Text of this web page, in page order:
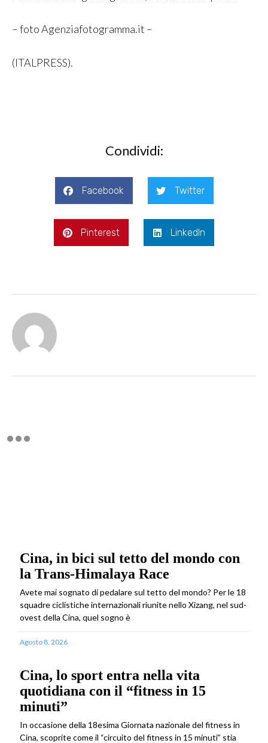
– foto Agenziafotogramma.it –
(ITALPRESS).
Condividi:
Facebook Twitter
Pinterest LinkedIn
Cina, in bici sul tetto del mondo con
la Trans-Himalaya Race
Avete mai sognato di pedalare sul tetto del mondo? Per le 18
squadre ciclistiche internazionali riunite nello Xizang, nel sud-
ovest della Cina, quel sogno è
Agosto 8, 2026
Cina, lo sport entra nella vita
quotidiana con il “fitness in 15
minuti”
In occasione della 18esima Giornata nazionale del fitness in
Cina, scoprite come il “circuito del fitness in 15 minuti” stia